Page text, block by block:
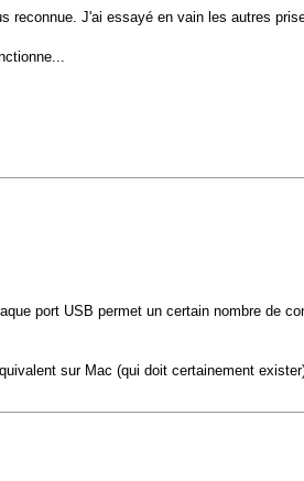
reconnue. J'ai essayé en vain les autres
port USB permet un certain nombre de
sur Mac (qui doit certainement